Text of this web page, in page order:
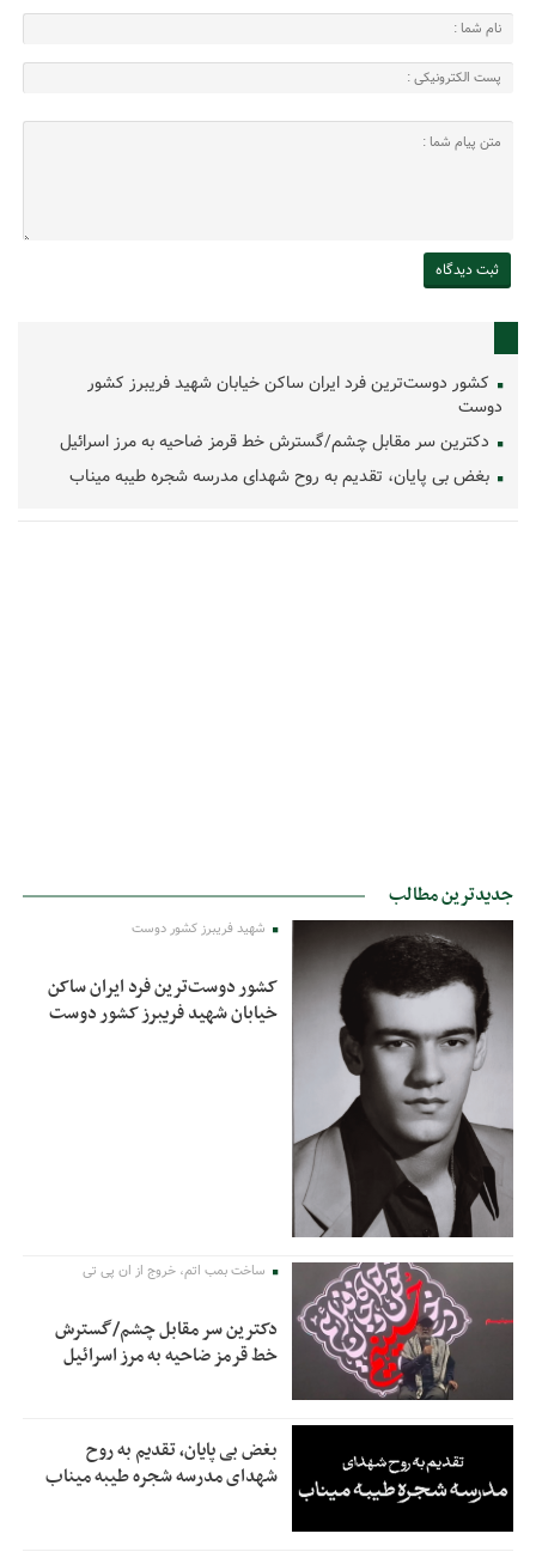
کشور دوست‌ترین فرد ایران ساکن خیابان شهید فریبرز کشور
دوست
دکترین سر مقابل چشم/گسترش خط قرمز ضاحیه به مرز اسرائیل
بغض بی پایان، تقدیم به روح شهدای مدرسه شجره طیبه میناب
جدیدترین مطالب
شهید فریبرز کشور دوست
کشور دوست‌ترین فرد ایران ساکن
خیابان شهید فریبرز کشور دوست
ساخت بمب اتم، خروج از ان پی تی
دکترین سر مقابل چشم/گسترش
خط قرمز ضاحیه به مرز اسرائیل
بغض بی پایان، تقدیم به روح
شهدای مدرسه شجره طیبه میناب